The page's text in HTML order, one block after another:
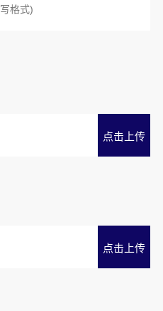
点击上传
点击上传